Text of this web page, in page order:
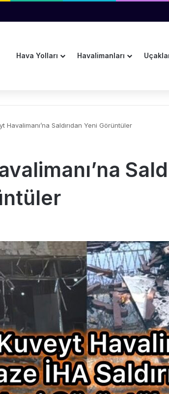
Ortaklığı 2033’e Kadar Uzatıldı
Hava Yolları Havalimanları
Havalimanı’na Saldırıdan Yeni Görüntüler